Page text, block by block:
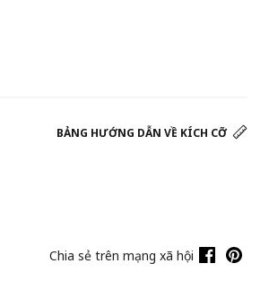
BẢNG HƯỚNG DẪN VỀ KÍCH CỠ
Chia sẻ trên mạng xã hội